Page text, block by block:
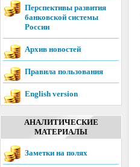
Перспективы развития
банковской системы
России
Архив новостей
Правила пользования
English version
АНАЛИТИЧЕСКИЕ
МАТЕРИАЛЫ
Заметки на полях